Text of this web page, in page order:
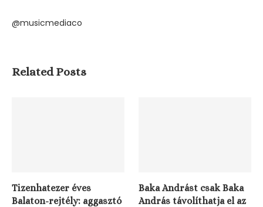
@musicmediaco
Related Posts
Tizenhatezer éves
Balaton-rejtély: aggasztó
Baka Andrást csak Baka
András távolíthatja el az